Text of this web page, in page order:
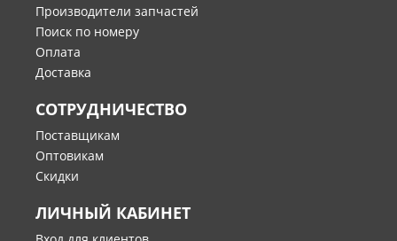
Производители запчастей
Поиск по номеру
Оплата
Доставка
СОТРУДНИЧЕСТВО
Поставщикам
Оптовикам
Скидки
ЛИЧНЫЙ КАБИНЕТ